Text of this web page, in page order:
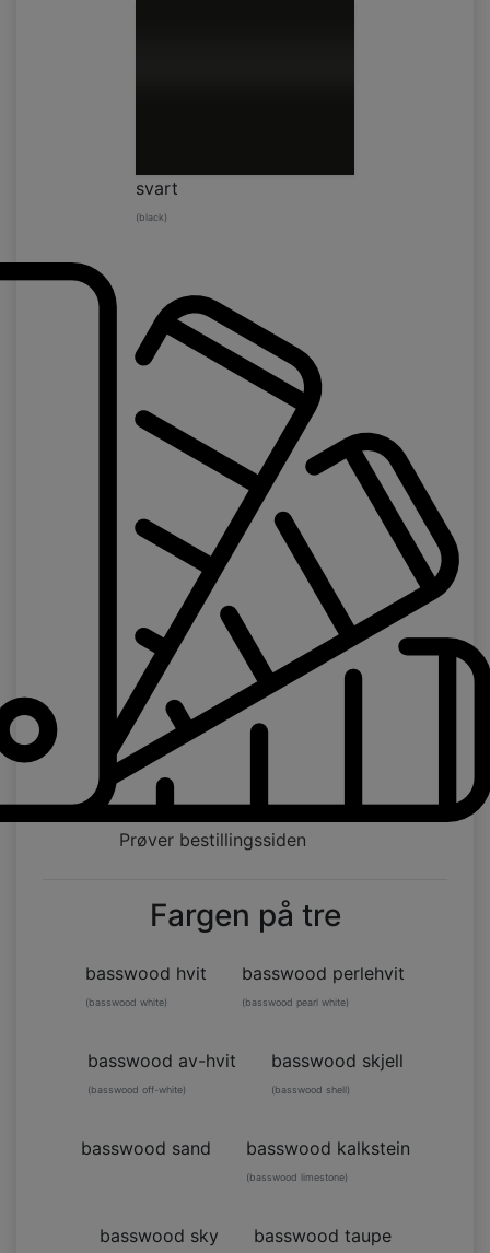
svart
(black)
Prøver bestillingssiden
Fargen på tre
basswood hvit
(basswood white)
basswood perlehvit
(basswood pearl white)
basswood av-hvit
(basswood off-white)
basswood skjell
(basswood shell)
basswood sand basswood kalkstein
(basswood limestone)
basswood sky basswood taupe